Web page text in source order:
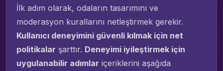
İlk adım olarak, odaların tasarımını ve
moderasyon kurallarını netleştirmek gerekir.
Kullanıcı deneyimini güvenli kılmak için net
politikalar şarttır. Deneyimi iyileştirmek için
uygulanabilir adımlar içeriklerini aşağıda